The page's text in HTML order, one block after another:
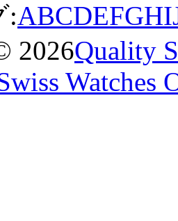
:ABCDEFGHI
2026Quality
Watches